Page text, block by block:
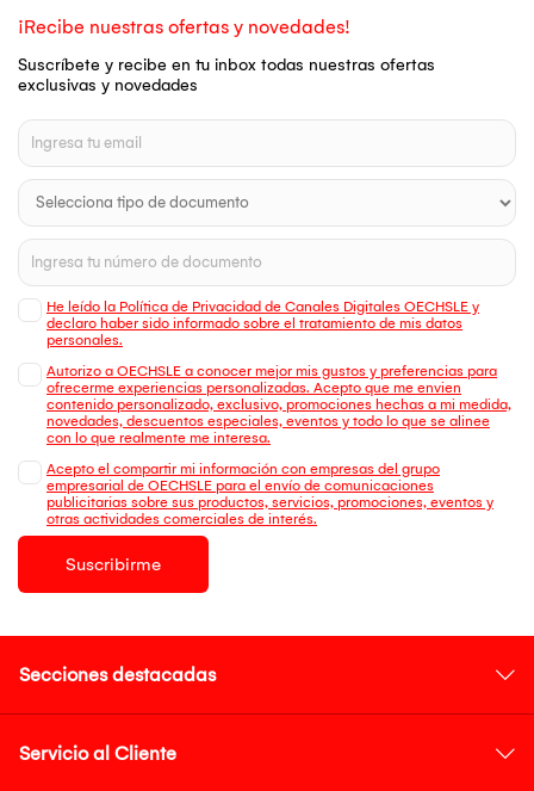
¡Recibe nuestras ofertas y novedades!
Suscríbete y recibe en tu inbox todas nuestras ofertas
exclusivas y novedades
He leído la Política de Privacidad de Canales Digitales OECHSLE y
declaro haber sido informado sobre el tratamiento de mis datos
personales.
Autorizo a OECHSLE a conocer mejor mis gustos y preferencias para
ofrecerme experiencias personalizadas. Acepto que me envien
contenido personalizado, exclusivo, promociones hechas a mi medida,
novedades, descuentos especiales, eventos y todo lo que se alinee
con lo que realmente me interesa.
Acepto el compartir mi información con empresas del grupo
empresarial de OECHSLE para el envío de comunicaciones
publicitarias sobre sus productos, servicios, promociones, eventos y
otras actividades comerciales de interés.
Suscribirme
Secciones destacadas
Servicio al Cliente